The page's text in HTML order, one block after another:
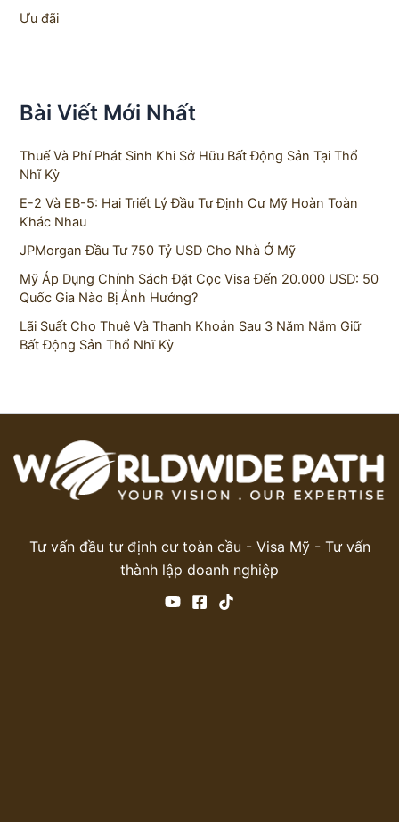
Ưu đãi
Bài Viết Mới Nhất
Thuế Và Phí Phát Sinh Khi Sở Hữu Bất Động Sản Tại Thổ
Nhĩ Kỳ
E-2 Và EB-5: Hai Triết Lý Đầu Tư Định Cư Mỹ Hoàn Toàn
Khác Nhau
JPMorgan Đầu Tư 750 Tỷ USD Cho Nhà Ở Mỹ
Mỹ Áp Dụng Chính Sách Đặt Cọc Visa Đến 20.000 USD: 50
Quốc Gia Nào Bị Ảnh Hưởng?
Lãi Suất Cho Thuê Và Thanh Khoản Sau 3 Năm Nắm Giữ
Bất Động Sản Thổ Nhĩ Kỳ
Tư vấn đầu tư định cư toàn cầu - Visa Mỹ - Tư vấn
thành lập doanh nghiệp